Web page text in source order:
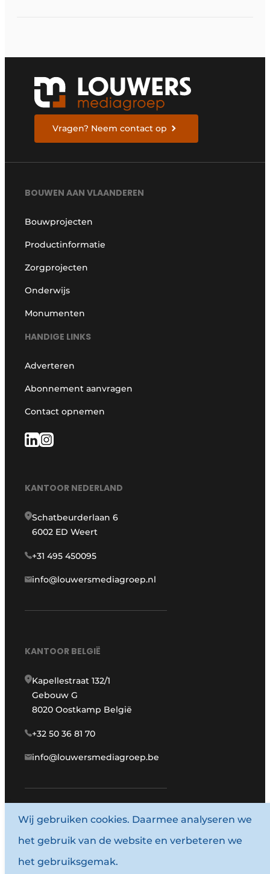
Vragen? Neem contact op
BOUWEN AAN VLAANDEREN
Bouwprojecten
Productinformatie
Zorgprojecten
Onderwijs
Monumenten
HANDIGE LINKS
Adverteren
Abonnement aanvragen
Contact opnemen
KANTOOR NEDERLAND
Schatbeurderlaan 6
6002 ED Weert
+31 495 450095
info@louwersmediagroep.nl
KANTOOR BELGIË
Kapellestraat 132/1
Gebouw G
8020 Oostkamp België
+32 50 36 81 70
info@louwersmediagroep.be
www.louwersmediagroep.com
© 1987 - 2026 Louwersmediagroep.
Algemene voorwaarden
Wij gebruiken cookies. Daarmee analyseren we
het gebruik van de website en verbeteren we
het gebruiksgemak.